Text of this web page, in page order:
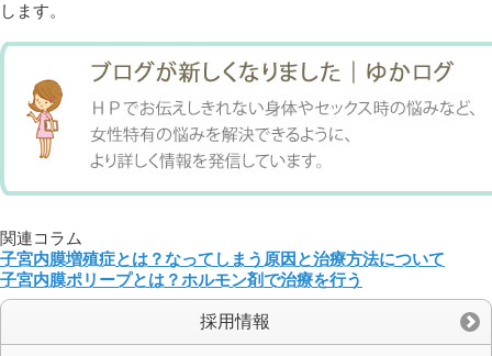
します。
関連コラム
子宮内膜増殖症とは？なってしまう原因と治療方法について
子宮内膜ポリープとは？ホルモン剤で治療を行う
採用情報